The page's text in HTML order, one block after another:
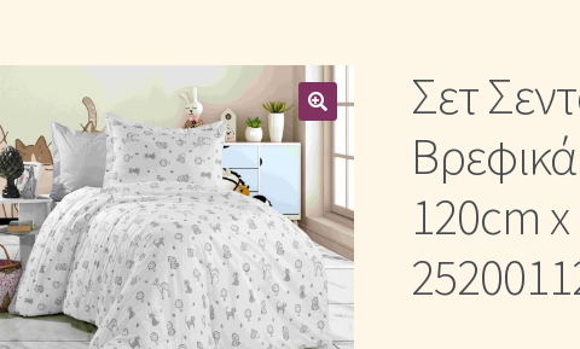
Μονόχρωμα Κουβερλί με Διαχρονική Κομψότητα
Μονόχρωμα Σετ ΣεντόνιαΜονόχρωμες Παπλωματοθήκες
Λευκά ΕίδηΠαπλώματα για Ζεστασιά & Άνεση Παπλωματοθήκες
ΣετΣύνδεση
Σετ
120cm